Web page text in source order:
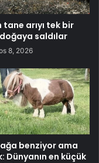
tane arıyı tek bir
saldılar
8, 2026
benziyor ama
Dünyanın en küçük